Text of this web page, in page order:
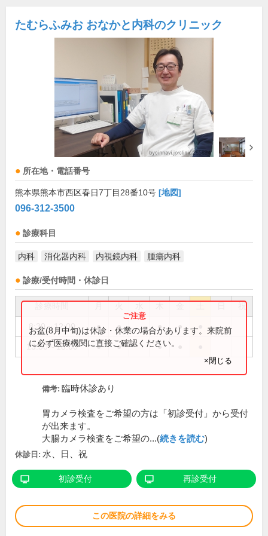
たむらふみお おなかと内科のクリニック
所在地・電話番号
熊本県熊本市西区春日7丁目28番10号 [地図]
096-312-3500
診療科目
内科 消化器内科 内視鏡内科 腫瘍内科
診療/受付時間・休診日
祝
8:30～12:00 ● ● ● ●
13:30～18:00 ● ● ●
お盆(8月中旬)は休診・休業の場合があります。来院前
に必ず医療機関に直接ご確認ください。
×閉じる
備考: 臨時休診あり
胃カメラ検査をご希望の方は「初診受付」から受付
が出来ます。
大腸カメラ検査をご希望の...(続きを読む)
休診日: 水、日、祝
初診受付 再診受付
この医院の詳細をみる